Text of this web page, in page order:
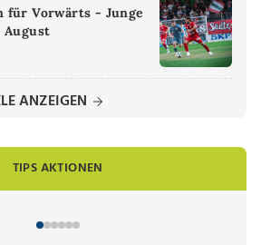
für Vorwärts - Junge
August
ANZEIGEN
TIPS AKTIONEN